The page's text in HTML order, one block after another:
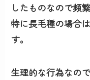
したものなので頻
特に長毛種の場合
す。
生理的な行為なの